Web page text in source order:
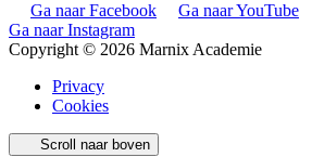
Ga naar Facebook Ga naar YouTube
Ga naar Instagram
Copyright © 2026 Marnix Academie
Privacy
Cookies
Scroll naar boven